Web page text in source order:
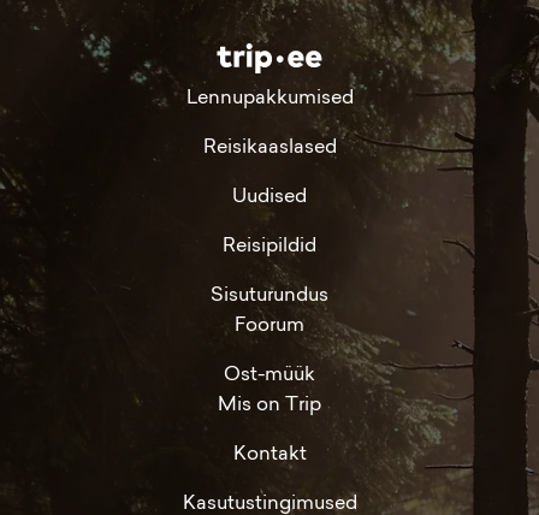
Lennupakkumised
Reisikaaslased
Uudised
Reisipildid
Sisuturundus
Foorum
Ost-müük
Mis on Trip
Kontakt
Kasutustingimused